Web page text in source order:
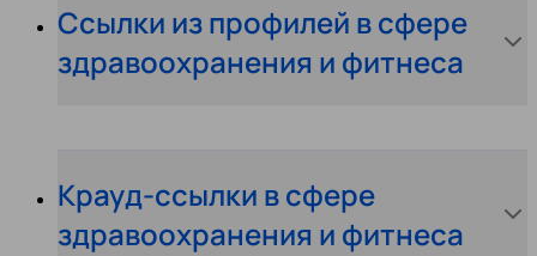
Ссылки из профилей в сфере
здравоохранения и фитнеса
Крауд-ссылки в сфере
здравоохранения и фитнеса